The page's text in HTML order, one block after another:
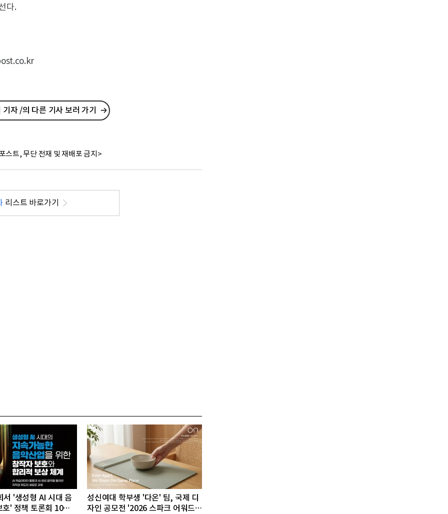
다.
자 /의 다른 기사 보러 가기
스트, 무단 전재 및 재배포 금지>
리스트 바로가기
서 '생성형 AI 시대 음
호' 정책 토론회 10일
성신여대 학부생 '다온' 팀, 국제 디
자인 공모전 '2026 스파크 어워드'